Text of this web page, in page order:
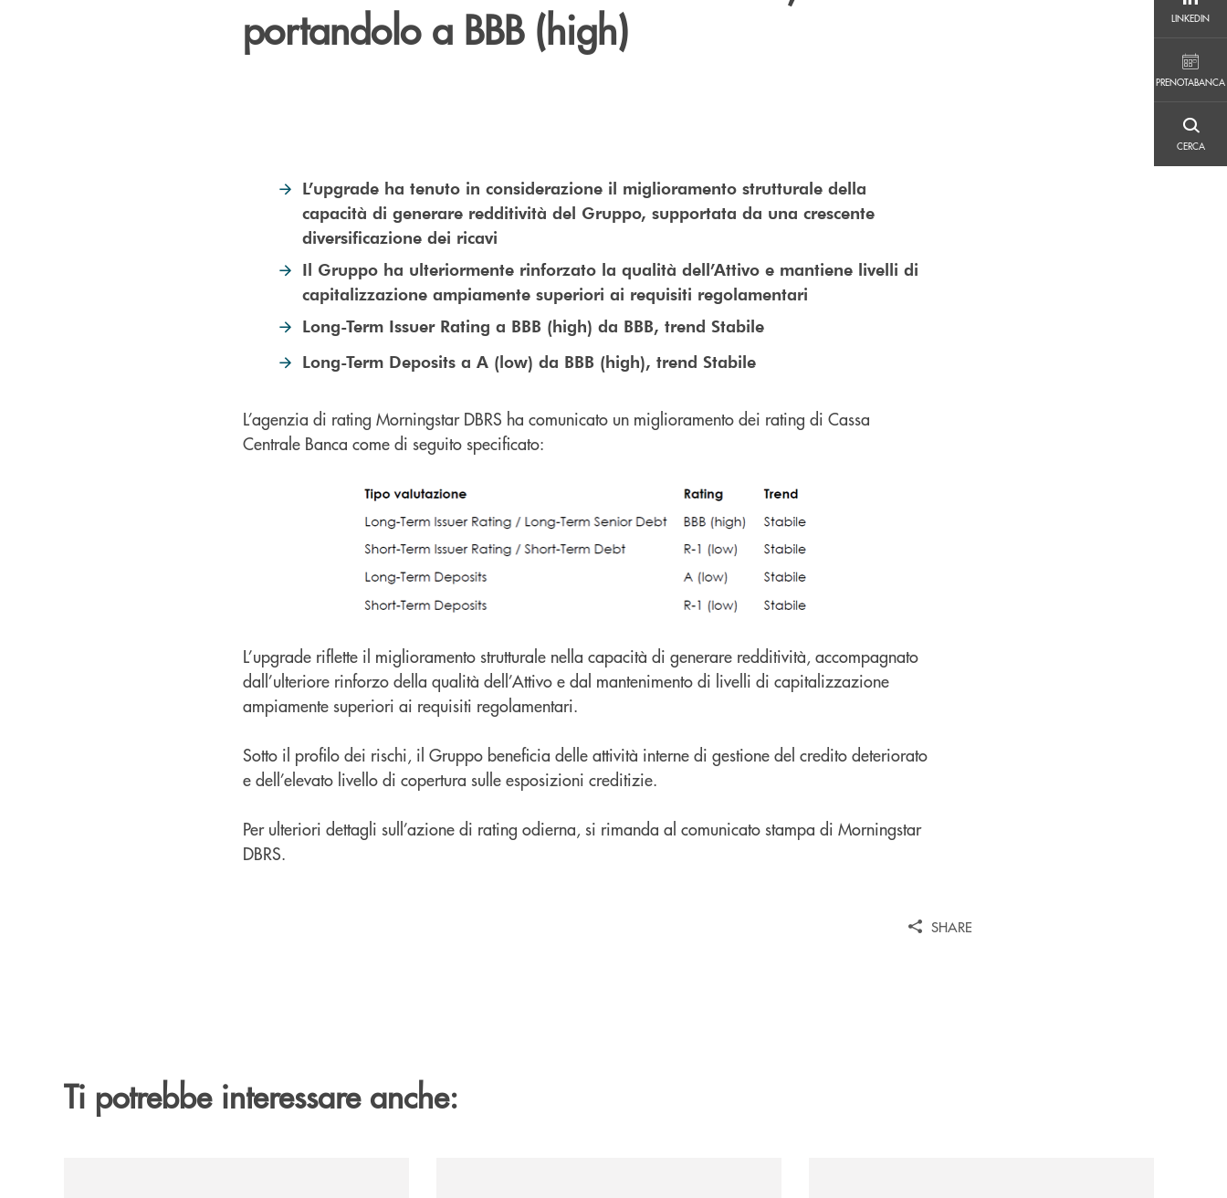
LINKEDIN
PRENOTABANCA
CERCA
portandolo a BBB (high)
L’upgrade ha tenuto in considerazione il miglioramento strutturale della
capacità di generare redditività del Gruppo, supportata da una crescente
diversificazione dei ricavi
Il Gruppo ha ulteriormente rinforzato la qualità dell’Attivo e mantiene livelli di
capitalizzazione ampiamente superiori ai requisiti regolamentari
Long-Term Issuer Rating a BBB (high) da BBB, trend Stabile
Long-Term Deposits a A (low) da BBB (high), trend Stabile
L’agenzia di rating Morningstar DBRS ha comunicato un miglioramento dei rating di Cassa
Centrale Banca come di seguito specificato:
L’upgrade riflette il miglioramento strutturale nella capacità di generare redditività, accompagnato
dall’ulteriore rinforzo della qualità dell’Attivo e dal mantenimento di livelli di capitalizzazione
ampiamente superiori ai requisiti regolamentari.
Sotto il profilo dei rischi, il Gruppo beneficia delle attività interne di gestione del credito deteriorato
e dell’elevato livello di copertura sulle esposizioni creditizie.
Per ulteriori dettagli sull’azione di rating odierna, si rimanda al comunicato stampa di Morningstar
DBRS.
SHARE
Ti potrebbe interessare anche: